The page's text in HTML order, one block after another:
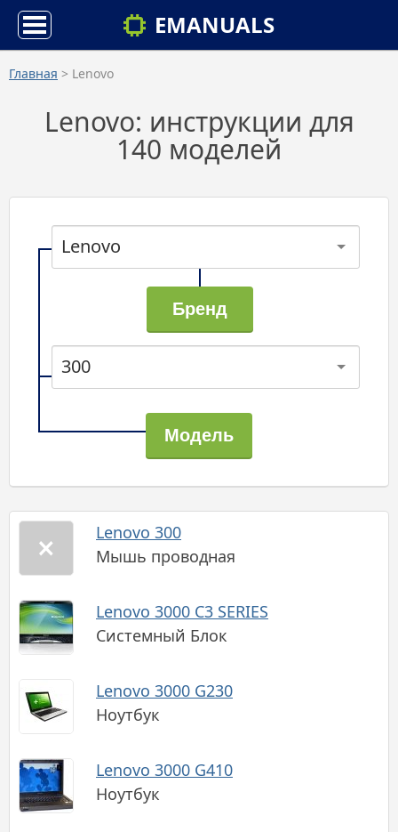
EMANUALS
Главная > Lenovo
Lenovo: инструкции для
140 моделей
Lenovo
300
Lenovo 300
Мышь проводная
Lenovo 3000 C3 SERIES
Системный Блок
Lenovo 3000 G230
Ноутбук
Lenovo 3000 G410
Ноутбук